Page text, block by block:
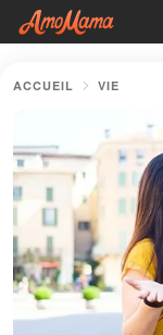
ACCUEIL VIE